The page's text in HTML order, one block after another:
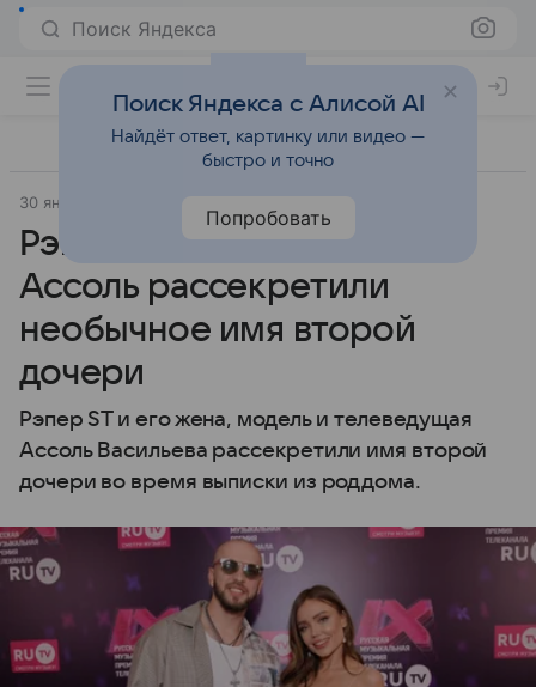
Поиск Яндекса
30 января 2024
Рэпер ST и его супруга
Ассоль рассекретили
необычное имя второй
дочери
Рэпер ST и его жена, модель и телеведущая
Ассоль Васильева рассекретили имя второй
дочери во время выписки из роддома.
Поиск Яндекса с Алисой AI
Найдёт ответ, картинку или видео —
быстро и точно
Попробовать